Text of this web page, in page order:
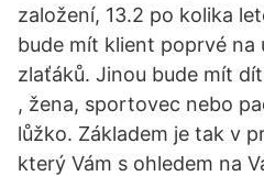
založení, 13.2 po kolika
bude mít klient poprvé na
zlaťáků. Jinou bude mít
, žena, sportovec nebo
lůžko. Základem je tak v
který Vám s ohledem na